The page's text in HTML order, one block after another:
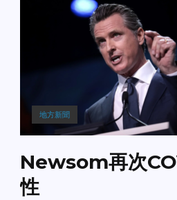
地方新聞
Newsom再次
性